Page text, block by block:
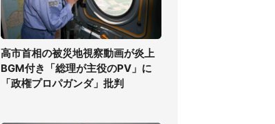
高市首相の被災地視察動画が炎上
BGM付き「総理が主役のPV」に
「政権プロパガンダ」批判